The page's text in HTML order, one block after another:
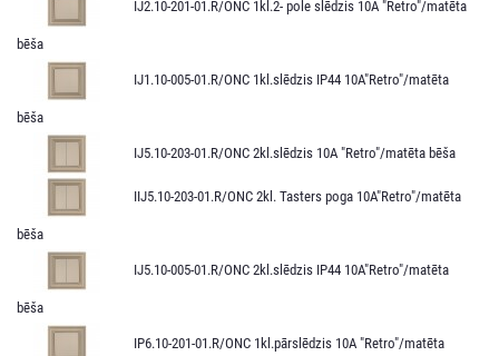
IJ2.10-201-01.R/ONC 1kl.2- pole slēdzis 10A "Retro"/matēta
bēša
IJ1.10-005-01.R/ONС 1kl.slēdzis IP44 10A"Retro"/matēta
bēša
IJ5.10-203-01.R/ONC 2kl.slēdzis 10A "Retro"/matēta bēša
IIJ5.10-203-01.R/ONC 2kl. Tasters poga 10A"Retro"/matēta
bēša
IJ5.10-005-01.R/ONC 2kl.slēdzis IP44 10A"Retro"/matēta
bēša
IP6.10-201-01.R/ONC 1kl.pārslēdzis 10A "Retro"/matēta